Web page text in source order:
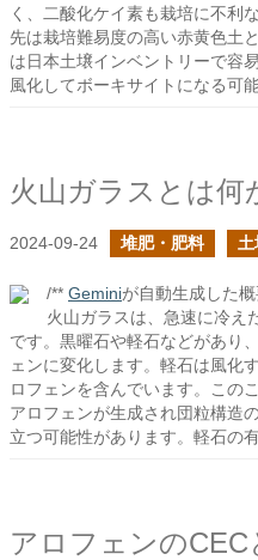
く、二酸化ケイ素も栽培に不利
先は栽培難易度の高い赤黄色土
は日本土壌インベントリーで容
風化してボーキサイトになる可
火山ガラスとは何
2024-09-24 堆肥・肥料
/** Geminiが自動生成した
火山ガラスは、急速に冷え
です。黒曜石や軽石などがあり
ェンに変化します。軽石は風化
ロフェンを含んでいます。この
アロフェンが生成され団粒構造
立つ可能性があります。軽石の
アロフェンのCEC